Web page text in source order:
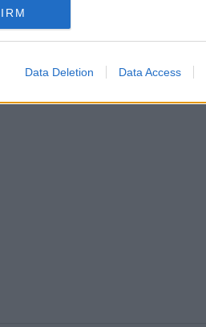
Data Deletion Data Access
11 mars 2022 14.00